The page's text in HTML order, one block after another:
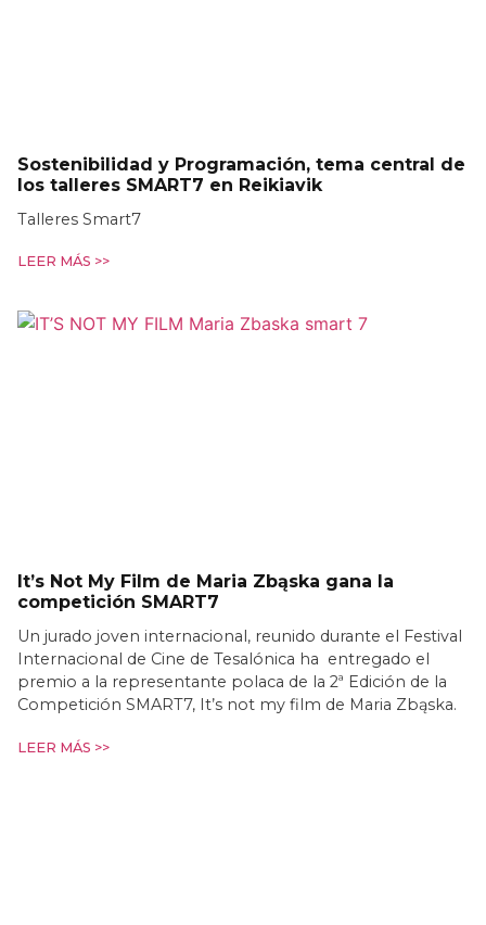
Sostenibilidad y Programación, tema central de
los talleres SMART7 en Reikiavik
Talleres Smart7
LEER MÁS >>
It’s Not My Film de Maria Zbąska gana la
competición SMART7
Un jurado joven internacional, reunido durante el Festival
Internacional de Cine de Tesalónica ha entregado el
premio a la representante polaca de la 2ª Edición de la
Competición SMART7, It’s not my film de Maria Zbąska.
LEER MÁS >>